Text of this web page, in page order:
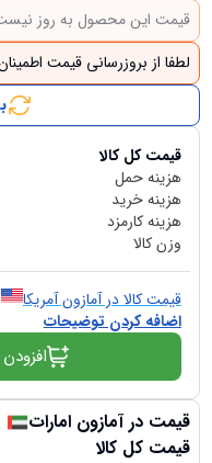
قیمت این محصول به روز
لطفا از بروزرسانی قیمت
قیمت کل کالا
هزینه حمل
هزینه خرید
هزینه کارمزد
وزن کالا
قیمت کالا در آمازون آمریکا
اضافه کردن توضیحات
قیمت در آمازون امارات
قیمت کل کالا